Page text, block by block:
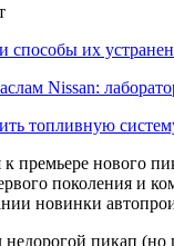
их
Nissan:
топливную
к премьере нового
поколения и
новинки